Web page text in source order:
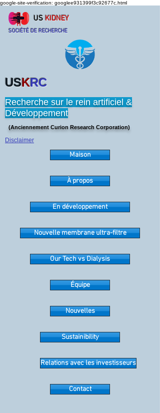
google-site-verification: googlee931399f3c92677c.html
US KIDNEY
SOCIÉTÉ DE RECHERCHE
(Anciennement Curion Research Corporation)
USKRC
Recherche sur le rein artificiel &
Développement
Disclaimer
Maison
À propos
En développement
Nouvelle membrane ultra-filtre
Our Tech vs Dialysis
Équipe
Nouvelles
Sustainibility
Relations avec les investisseurs
Contact